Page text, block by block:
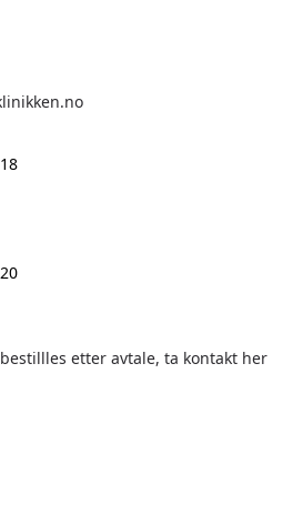
etter avtale, ta kontakt her